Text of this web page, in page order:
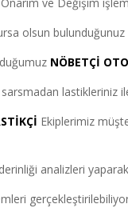
olsun
NÖBETÇİ
lastikleriniz
Ekiplerimiz
analizleri